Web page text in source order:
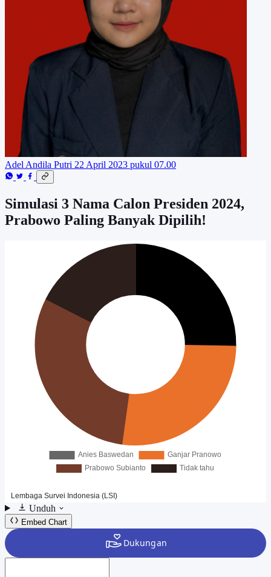
Adel Andila Putri 22 April 2023 pukul 07.00
Simulasi 3 Nama Calon Presiden 2024,
Prabowo Paling Banyak Dipilih!
Unduh
Embed Chart